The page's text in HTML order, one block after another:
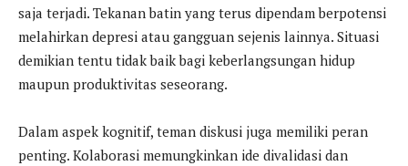
saja terjadi. Tekanan batin yang terus dipendam berpotensi
melahirkan depresi atau gangguan sejenis lainnya. Situasi
demikian tentu tidak baik bagi keberlangsungan hidup
maupun produktivitas seseorang.
Dalam aspek kognitif, teman diskusi juga memiliki peran
penting. Kolaborasi memungkinkan ide divalidasi dan